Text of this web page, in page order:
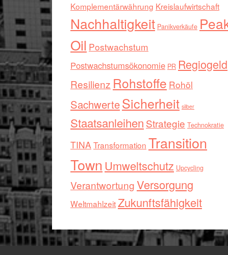
Komplementärwährung Kreislaufwirtschaft
Nachhaltigkeit Panikverkäufe
Oil Postwachstum
Postwachstumsökonomie PR Regiogeld
Resilienz Rohstoffe Rohöl
SachwerteSicherheit silber
Staatsanleihen Strategie Technokratie
TINATransformation Transition
Town Umweltschutz Upcycling
VerantwortungVersorgung
WeltmahlzeitZukunftsfähigkeit